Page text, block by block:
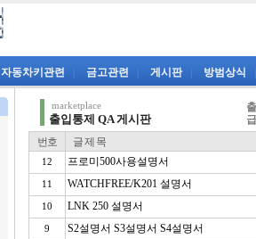
자동차키관련 금고관련 게시판 방범상식
marketplace
출입통제 QA 게시판
번호
글 제 목
12 프로미500사용설명서
11 WATCHFREE/K201 설명서
10 LNK 250 설명서
9 S2설명서 S3설명서 S4설명서